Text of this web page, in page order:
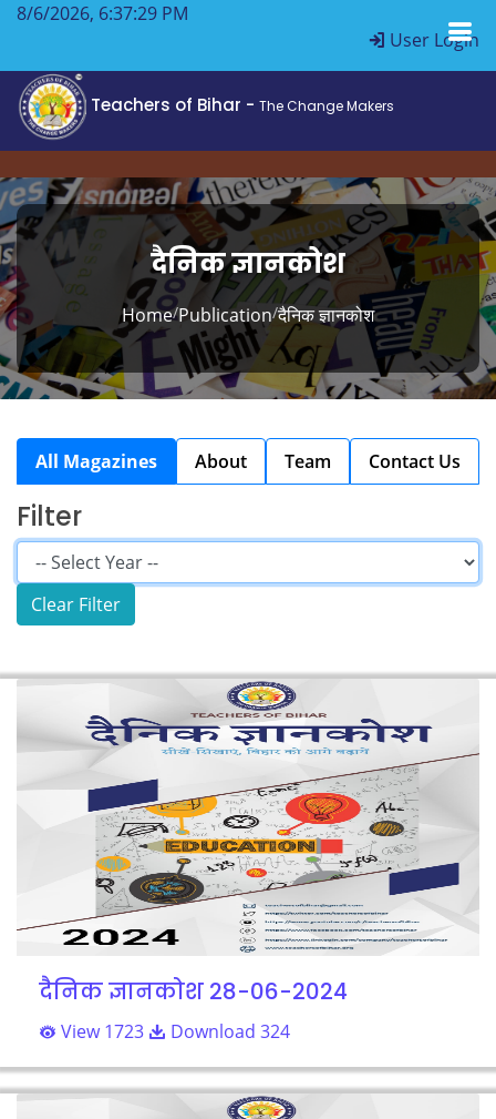
8/6/2026, 6:37:31 PM
User Login
Teachers of Bihar - The Change Makers
दैनिक ज्ञानकोश
Home/Publication/दैनिक ज्ञानकोश
All Magazines About Team Contact Us
Filter
दैनिक ज्ञानकोश 28-06-2024
View 1723 Download 324